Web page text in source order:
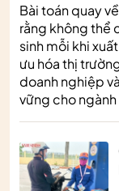
Bài toán quay
rằng không thể
sinh mỗi khi
ưu hóa thị
doanh nghiệp
vững cho